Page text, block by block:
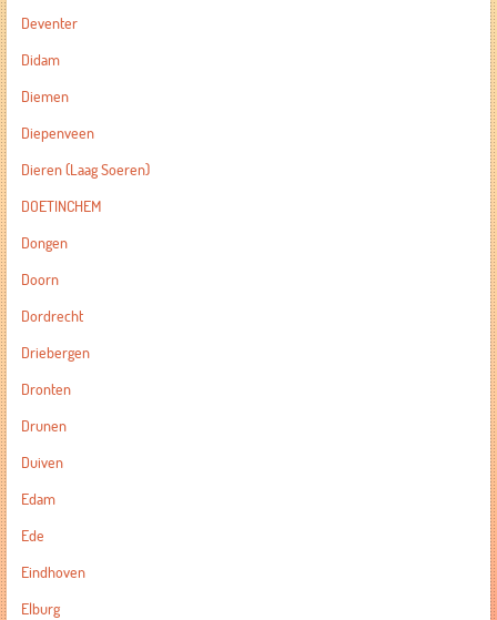
Deventer
Didam
Diemen
Diepenveen
Dieren (Laag Soeren)
DOETINCHEM
Dongen
Doorn
Dordrecht
Driebergen
Dronten
Drunen
Duiven
Edam
Ede
Eindhoven
Elburg